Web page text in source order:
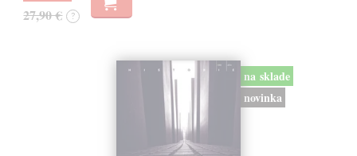
27,90 € ?
na sklade
novinka